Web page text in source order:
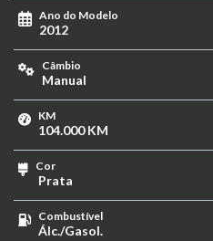
Ano do Modelo
2012
Câmbio
Manual
KM
104.000 KM
Cor
Prata
Combustível
Álc./Gasol.